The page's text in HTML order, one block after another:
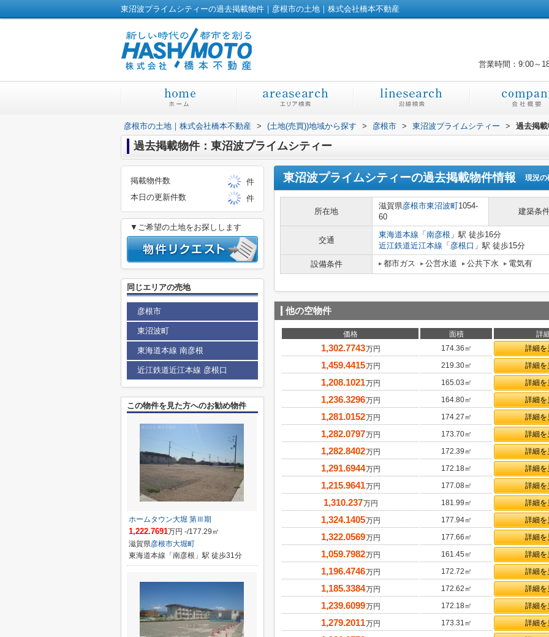
東沼波プライムシティーの過去掲載物件｜彦根市の土地｜株式会社橋本不動産
営業時間：9:00～
彦根市の土地｜株式会社橋本不動産 > (土地(売買))地域から探す > 彦根市 > 東沼波プライムシティー > 過去掲
過去掲載物件：東沼波プライムシティー
東沼波プライムシティーの過去掲載物件情報 現況の
所在地
滋賀県彦根市東沼波町1054-
60
建築条
交通
東海道本線 「 南彦根 」駅 徒歩16分
近江鉄道近江本線 「 彦根口 」駅 徒歩15分
設備条件
都市ガス 公営水道 公共下水 電気有
他の空物件
価格 面積 詳
1,302.7743万円 174.36㎡ 詳細を
1,459.4415万円 219.30㎡ 詳細を
1,208.1021万円 165.03㎡ 詳細を
1,236.3296万円 164.80㎡ 詳細を
1,281.0152万円 174.27㎡ 詳細を
1,282.0797万円 173.70㎡ 詳細を
1,282.8402万円 172.39㎡ 詳細を
1,291.6944万円 172.18㎡ 詳細を
1,215.9641万円 177.08㎡ 詳細を
1,310.237万円 181.99㎡ 詳細を
1,324.1405万円 177.94㎡ 詳細を
1,322.0569万円 177.66㎡ 詳細を
1,059.7982万円 161.45㎡ 詳細を
1,196.4746万円 172.72㎡ 詳細を
1,185.3384万円 172.62㎡ 詳細を
1,239.6099万円 172.18㎡ 詳細を
1,279.2011万円 173.31㎡ 詳細を
掲載物件数
件
本日の更新件数
件
▼ご希望の土地をお探しします
同じエリアの売地
彦根市
東沼波町
東海道本線 南彦根
近江鉄道近江本線 彦根口
この物件を見た方へのお勧め物件
ホームタウン大堀 第Ⅲ期
1,222.7691万円 -/177.29㎡
滋賀県彦根市大堀町
東海道本線「南彦根」駅 徒歩31分